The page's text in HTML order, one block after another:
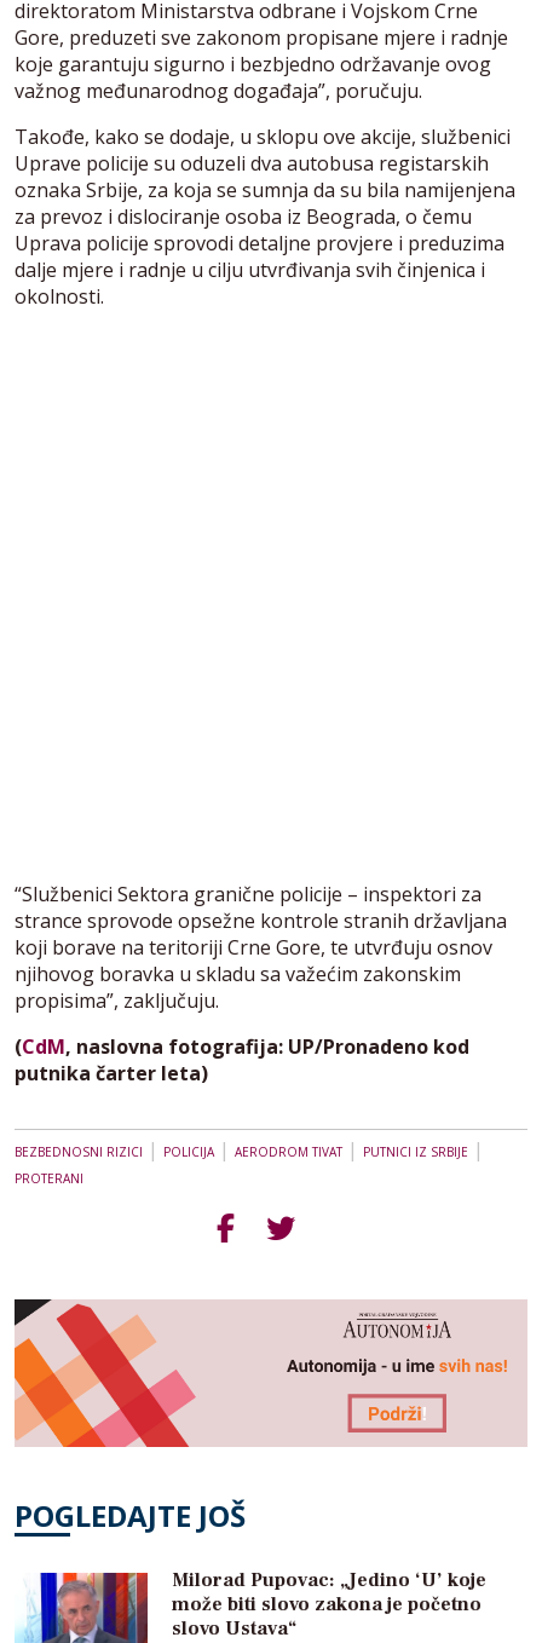
direktoratom Ministarstva odbrane i Vojskom Crne
Gore, preduzeti sve zakonom propisane mjere i radnje
koje garantuju sigurno i bezbjedno održavanje ovog
važnog međunarodnog događaja”, poručuju.
Takođe, kako se dodaje, u sklopu ove akcije, službenici
Uprave policije su oduzeli dva autobusa registarskih
oznaka Srbije, za koja se sumnja da su bila namijenjena
za prevoz i dislociranje osoba iz Beograda, o čemu
Uprava policije sprovodi detaljne provjere i preduzima
dalje mjere i radnje u cilju utvrđivanja svih činjenica i
okolnosti.
“Službenici Sektora granične policije – inspektori za
strance sprovode opsežne kontrole stranih državljana
koji borave na teritoriji Crne Gore, te utvrđuju osnov
njihovog boravka u skladu sa važećim zakonskim
propisima”, zaključuju.
(CdM, naslovna fotografija: UP/Pronadeno kod
putnika čarter leta)
BEZBEDNOSNI RIZICI | POLICIJA| AERODROM TIVAT| PUTNICI IZ SRBIJE |
PROTERANI
POGLEDAJTE JOŠ
Milorad Pupovac: „Jedino ‘U’ koje
može biti slovo zakona je početno
slovo Ustava“